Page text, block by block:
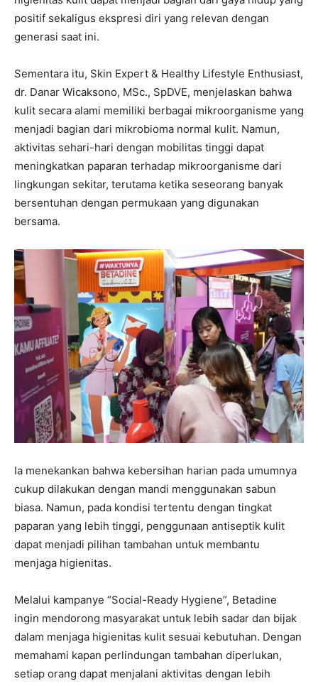
positif sekaligus ekspresi diri yang relevan dengan
generasi saat ini.
Sementara itu, Skin Expert & Healthy Lifestyle Enthusiast,
dr. Danar Wicaksono, MSc., SpDVE, menjelaskan bahwa
kulit secara alami memiliki berbagai mikroorganisme yang
menjadi bagian dari mikrobioma normal kulit. Namun,
aktivitas sehari-hari dengan mobilitas tinggi dapat
meningkatkan paparan terhadap mikroorganisme dari
lingkungan sekitar, terutama ketika seseorang banyak
bersentuhan dengan permukaan yang digunakan
bersama.
Ia menekankan bahwa kebersihan harian pada umumnya
cukup dilakukan dengan mandi menggunakan sabun
biasa. Namun, pada kondisi tertentu dengan tingkat
paparan yang lebih tinggi, penggunaan antiseptik kulit
dapat menjadi pilihan tambahan untuk membantu
menjaga higienitas.
Melalui kampanye “Social-Ready Hygiene”, Betadine
ingin mendorong masyarakat untuk lebih sadar dan bijak
dalam menjaga higienitas kulit sesuai kebutuhan. Dengan
memahami kapan perlindungan tambahan diperlukan,
setiap orang dapat menjalani aktivitas dengan lebih